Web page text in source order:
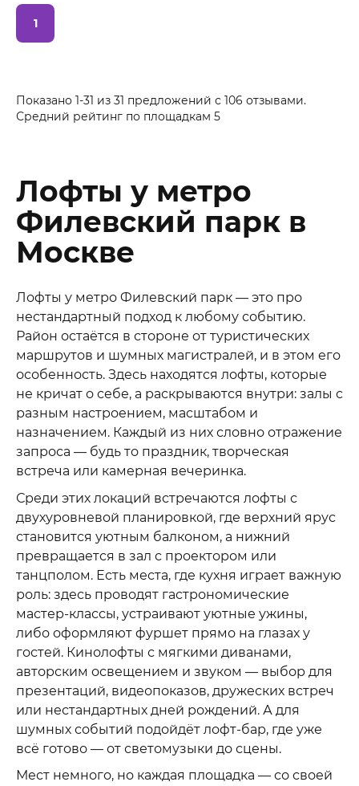
1
Показано 1-31 из 31 предложений с 106 отзывами.
Средний рейтинг по площадкам 5
Лофты у метро
Филевский парк в
Москве
Лофты у метро Филевский парк — это про
нестандартный подход к любому событию.
Район остаётся в стороне от туристических
маршрутов и шумных магистралей, и в этом его
особенность. Здесь находятся лофты, которые
не кричат о себе, а раскрываются внутри: залы с
разным настроением, масштабом и
назначением. Каждый из них словно отражение
запроса — будь то праздник, творческая
встреча или камерная вечеринка.
Среди этих локаций встречаются лофты с
двухуровневой планировкой, где верхний ярус
становится уютным балконом, а нижний
превращается в зал с проектором или
танцполом. Есть места, где кухня играет важную
роль: здесь проводят гастрономические
мастер-классы, устраивают уютные ужины,
либо оформляют фуршет прямо на глазах у
гостей. Кинолофты с мягкими диванами,
авторским освещением и звуком — выбор для
презентаций, видеопоказов, дружеских встреч
или нестандартных дней рождений. А для
шумных событий подойдёт лофт-бар, где уже
всё готово — от светомузыки до сцены.
Мест немного, но каждая площадка — со своей